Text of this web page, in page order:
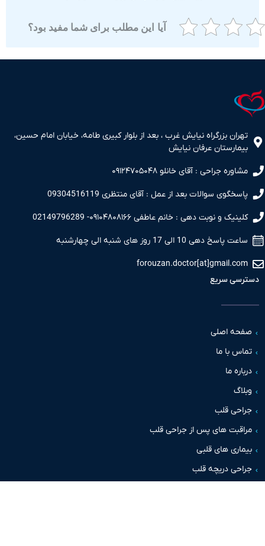
آیا این مطلب برای شما مفید بود؟
بزرگراه نیایش غرب ، بعد از بلوار کبیری طامه، خیابان امام حسین،
عرفان نیایش
جراحی : آقای خانلو ۰۹۱۲۴۷۰۵۰۴۸
سوالات بعد از عمل : آقای منتظری 09304516119
و نوبت دهی : خانم عاطفی ۰۹۱۰۴۸۰۸۱۶۶- 02149796289
دهی 10 الی 17 روز های شنبه الی چهارشنبه
سریع
اصلی
با ما
ما
قلب
های پس از جراحی قلب
های قلبی
دریچه قلب